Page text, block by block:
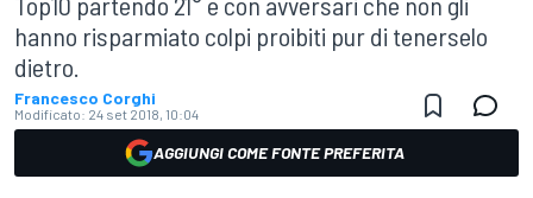
hanno risparmiato colpi proibiti pur di tenerselo
dietro.
Francesco Corghi
Modificato: 24 set 2018, 10:04
AGGIUNGI COME FONTE PREFERITA